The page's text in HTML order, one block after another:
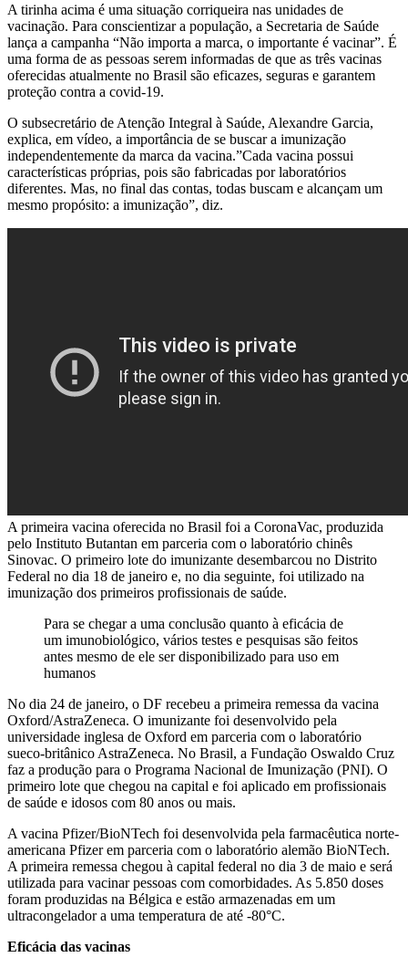
A tirinha acima é uma situação corriqueira nas unidades de
vacinação. Para conscientizar a população, a Secretaria de Saúde
lança a campanha “Não importa a marca, o importante é vacinar”. É
uma forma de as pessoas serem informadas de que as três vacinas
oferecidas atualmente no Brasil são eficazes, seguras e garantem
proteção contra a covid-19.
O subsecretário de Atenção Integral à Saúde, Alexandre Garcia,
explica, em vídeo, a importância de se buscar a imunização
independentemente da marca da vacina.”Cada vacina possui
características próprias, pois são fabricadas por laboratórios
diferentes. Mas, no final das contas, todas buscam e alcançam um
mesmo propósito: a imunização”, diz.
A primeira vacina oferecida no Brasil foi a CoronaVac, produzida
pelo Instituto Butantan em parceria com o laboratório chinês
Sinovac. O primeiro lote do imunizante desembarcou no Distrito
Federal no dia 18 de janeiro e, no dia seguinte, foi utilizado na
imunização dos primeiros profissionais de saúde.
Para se chegar a uma conclusão quanto à eficácia de
um imunobiológico, vários testes e pesquisas são feitos
antes mesmo de ele ser disponibilizado para uso em
humanos
No dia 24 de janeiro, o DF recebeu a primeira remessa da vacina
Oxford/AstraZeneca. O imunizante foi desenvolvido pela
universidade inglesa de Oxford em parceria com o laboratório
sueco-britânico AstraZeneca. No Brasil, a Fundação Oswaldo Cruz
faz a produção para o Programa Nacional de Imunização (PNI). O
primeiro lote que chegou na capital e foi aplicado em profissionais
de saúde e idosos com 80 anos ou mais.
A vacina Pfizer/BioNTech foi desenvolvida pela farmacêutica norte-
americana Pfizer em parceria com o laboratório alemão BioNTech.
A primeira remessa chegou à capital federal no dia 3 de maio e será
utilizada para vacinar pessoas com comorbidades. As 5.850 doses
foram produzidas na Bélgica e estão armazenadas em um
ultracongelador a uma temperatura de até -80°C.
Eficácia das vacinas